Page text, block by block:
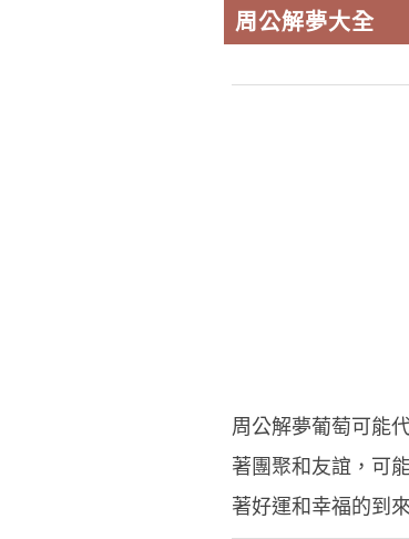
周公解夢大全
周公解夢葡萄可能
著團聚和友誼，可
著好運和幸福的到